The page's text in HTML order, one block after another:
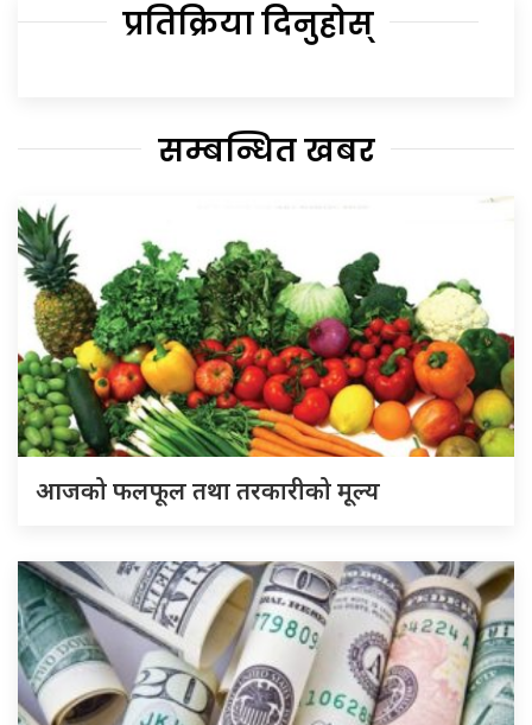
प्रतिक्रिया दिनुहोस्
सम्बन्धित खबर
आजको फलफूल तथा तरकारीको मूल्य